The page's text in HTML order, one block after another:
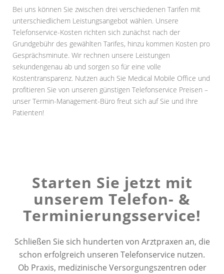
Bei uns können Sie zwischen drei verschiedenen Tarifen mit
unterschiedlichem Leistungsangebot wählen. Unsere
Telefonservice-Kosten richten sich zunächst nach der
Grundgebühr des gewählten Tarifes, hinzu kommen Kosten pro
Gesprächsminute. Wir rechnen unsere Leistungen
sekundengenau ab und sorgen so für eine volle
Kostentransparenz. Nutzen auch Sie Medical Mobile Office und
profitieren Sie von unseren günstigen Telefonservice Preisen –
unser Termin-Management-Büro freut sich auf Sie und Ihre
Patienten!
Starten Sie jetzt mit
unserem Telefon- &
Terminierungsservice!
Schließen Sie sich hunderten von Arztpraxen an, die
schon erfolgreich unseren Telefonservice nutzen.
Ob Praxis, medizinische Versorgungszentren oder